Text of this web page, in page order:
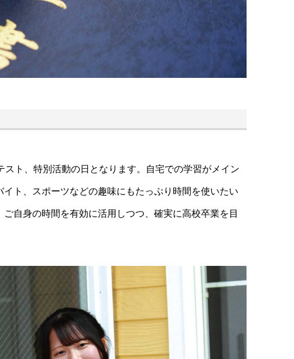
ト、特別活動の日となります。自宅での学習がメイン
ト、スポーツなどの趣味にもたっぷり時間を使いたい
自身の時間を有効に活用しつつ、確実に高校卒業を目